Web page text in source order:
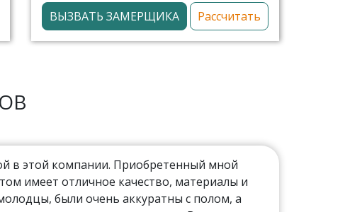
ВЫЗВАТЬ ЗАМЕРЩИКА Рассчитать
в этой компании. Приобретенный мной
имеет отличное качество, материалы и
были очень аккуратны с полом, а